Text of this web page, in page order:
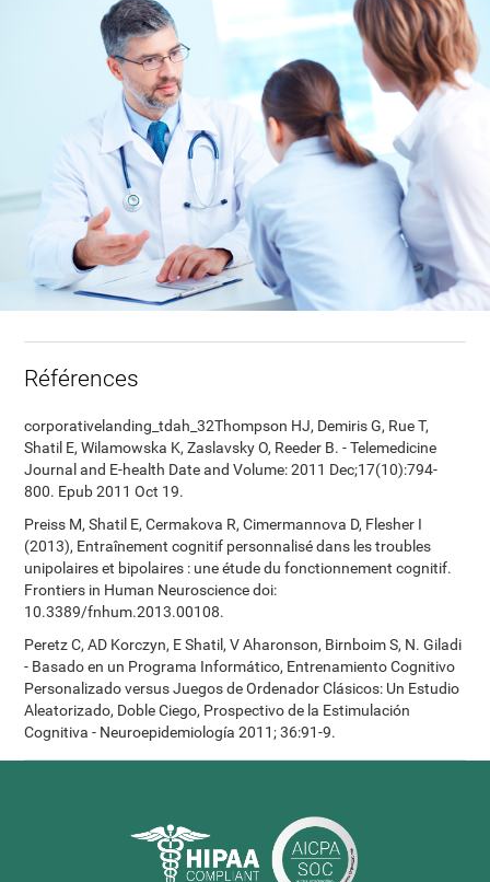
Références
corporativelanding_tdah_32Thompson HJ, Demiris G, Rue T,
Shatil E, Wilamowska K, Zaslavsky O, Reeder B. - Telemedicine
Journal and E-health Date and Volume: 2011 Dec;17(10):794-
800. Epub 2011 Oct 19.
Preiss M, Shatil E, Cermakova R, Cimermannova D, Flesher I
(2013), Entraînement cognitif personnalisé dans les troubles
unipolaires et bipolaires : une étude du fonctionnement cognitif.
Frontiers in Human Neuroscience doi:
10.3389/fnhum.2013.00108.
Peretz C, AD Korczyn, E Shatil, V Aharonson, Birnboim S, N. Giladi
- Basado en un Programa Informático, Entrenamiento Cognitivo
Personalizado versus Juegos de Ordenador Clásicos: Un Estudio
Aleatorizado, Doble Ciego, Prospectivo de la Estimulación
Cognitiva - Neuroepidemiología 2011; 36:91-9.